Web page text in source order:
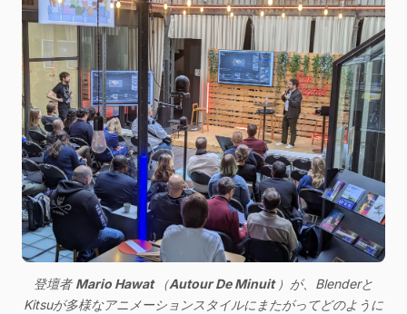
登壇者 Mario Hawat （Autour De Minuit ）が、Blenderと
Kitsuが多様なアニメーションスタイルにまたがってどのように